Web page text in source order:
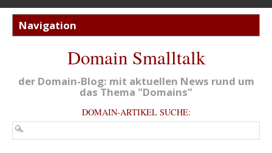
Domain Smalltalk
der Domain-Blog: mit aktuellen News rund um
das Thema "Domains"
DOMAIN-ARTIKEL SUCHE: